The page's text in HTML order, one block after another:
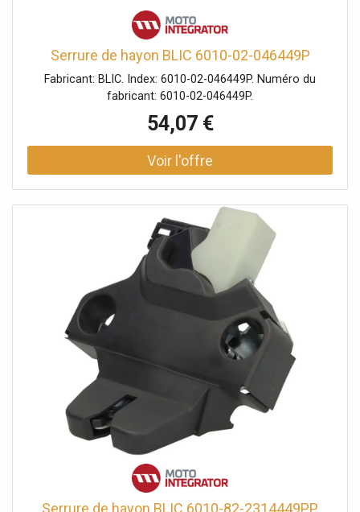
Serrure de hayon BLIC 6010-02-046449P
Fabricant: BLIC. Index: 6010-02-046449P. Numéro du
fabricant: 6010-02-046449P.
54,07 €
Serrure de hayon BLIC 6010-82-2314449PP